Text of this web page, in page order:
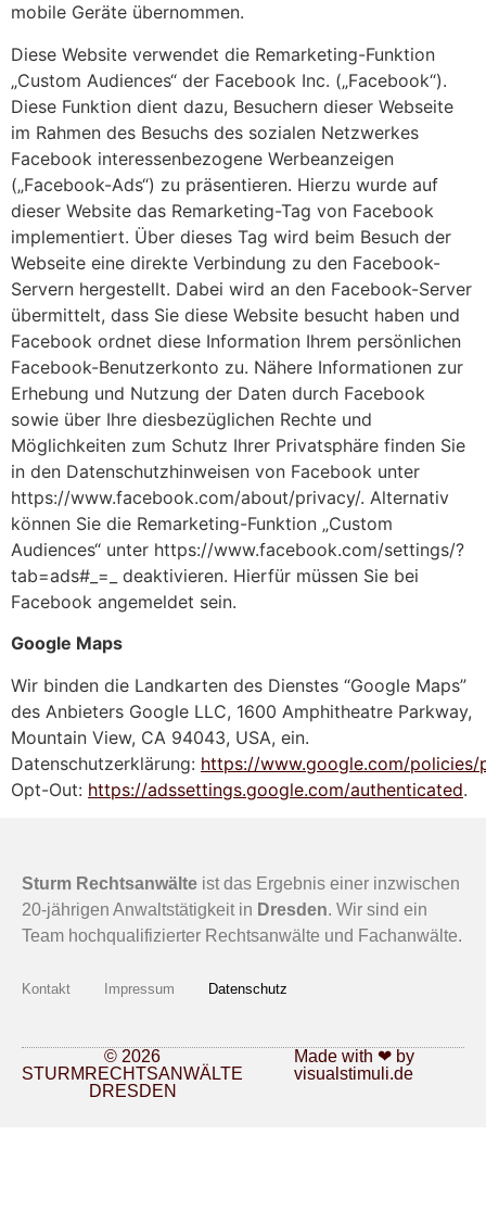
mobile Geräte übernommen.
Diese Website verwendet die Remarketing-Funktion
„Custom Audiences“ der Facebook Inc. („Facebook“).
Diese Funktion dient dazu, Besuchern dieser Webseite
im Rahmen des Besuchs des sozialen Netzwerkes
Facebook interessenbezogene Werbeanzeigen
(„Facebook-Ads“) zu präsentieren. Hierzu wurde auf
dieser Website das Remarketing-Tag von Facebook
implementiert. Über dieses Tag wird beim Besuch der
Webseite eine direkte Verbindung zu den Facebook-
Servern hergestellt. Dabei wird an den Facebook-Server
übermittelt, dass Sie diese Website besucht haben und
Facebook ordnet diese Information Ihrem persönlichen
Facebook-Benutzerkonto zu. Nähere Informationen zur
Erhebung und Nutzung der Daten durch Facebook
sowie über Ihre diesbezüglichen Rechte und
Möglichkeiten zum Schutz Ihrer Privatsphäre finden Sie
in den Datenschutzhinweisen von Facebook unter
https://www.facebook.com/about/privacy/. Alternativ
können Sie die Remarketing-Funktion „Custom
Audiences“ unter https://www.facebook.com/settings/?
tab=ads#_=_ deaktivieren. Hierfür müssen Sie bei
Facebook angemeldet sein.
Google Maps
Wir binden die Landkarten des Dienstes “Google Maps”
des Anbieters Google LLC, 1600 Amphitheatre Parkway,
Mountain View, CA 94043, USA, ein.
Datenschutzerklärung: https://www.google.com/policies/
Opt-Out: https://adssettings.google.com/authenticated.
Sturm Rechtsanwälte ist das Ergebnis einer inzwischen
20-jährigen Anwaltstätigkeit in Dresden. Wir sind ein
Team hochqualifizierter Rechtsanwälte und Fachanwälte.
Kontakt Impressum Datenschutz
© 2026
STURMRECHTSANWÄLTE
DRESDEN
Made with ❤ by
visualstimuli.de